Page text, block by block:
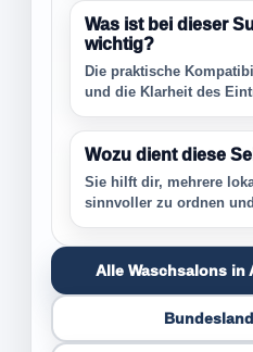
Was ist bei dieser
wichtig?
Die praktische
und die Klarheit des
Wozu dient diese
Sie hilft dir, mehrere
sinnvoller zu ordnen
Alle Waschsalons in